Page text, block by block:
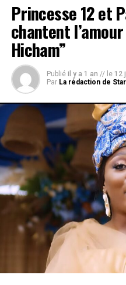
Princesse 12 et
chantent
Hicham”
Publié il y a 1 an // le 12
Par La rédaction de